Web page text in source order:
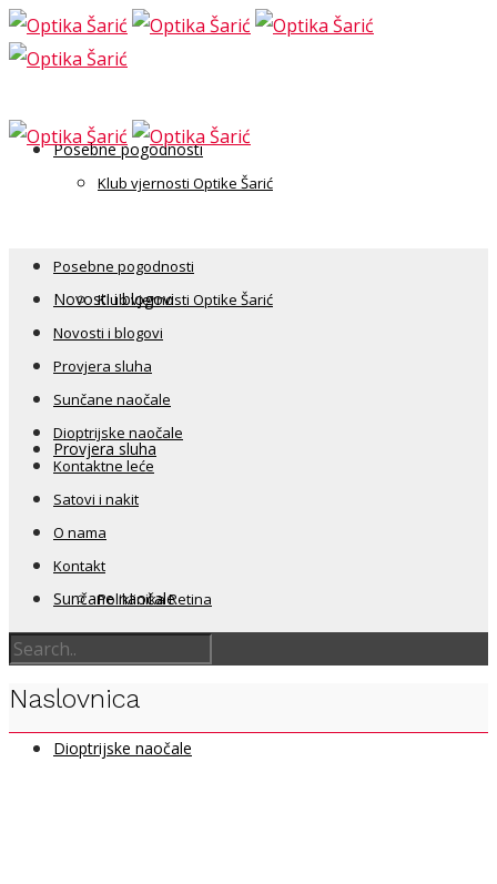
Posebne pogodnosti
Klub vjernosti Optike Šarić
Novosti i blogovi
Provjera sluha
Sunčane naočale
Dioptrijske naočale
Posebne pogodnosti
Klub vjernosti Optike Šarić
Novosti i blogovi
Provjera sluha
Sunčane naočale
Dioptrijske naočale
Kontaktne leće
Satovi i nakit
O nama
Kontakt
Poliklinika Retina
Naslovnica